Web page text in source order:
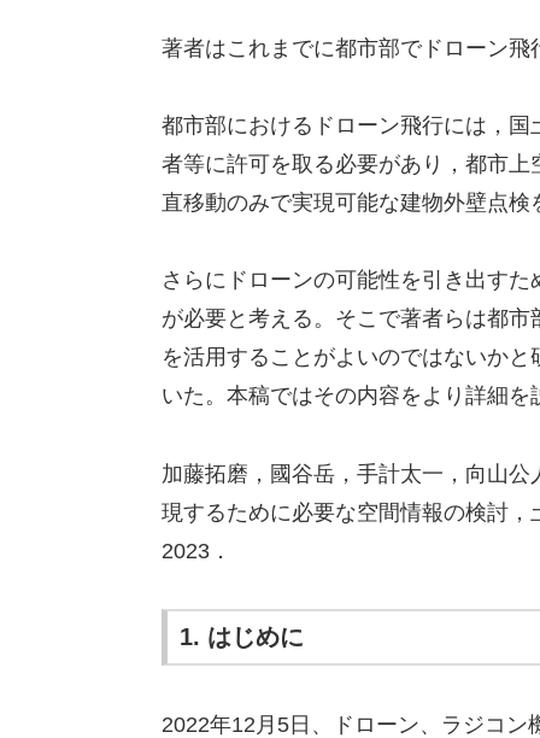
著者はこれまでに都市部でドローン
都市部におけるドローン飛行には，
者等に許可を取る必要があり，都市
直移動のみで実現可能な建物外壁点
さらにドローンの可能性を引き出す
が必要と考える。そこで著者らは都
を活用することがよいのではないか
いた。本稿ではその内容をより詳細を
加藤拓磨，國谷岳，手計太一，向山
現するために必要な空間情報の検討
2023．
1. はじめに
2022年12月5日、ドローン、ラジコ